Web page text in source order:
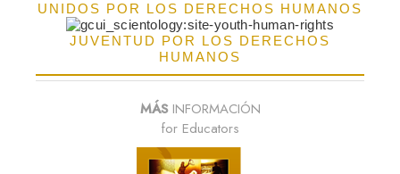
UNIDOS POR LOS DERECHOS HUMANOS
JUVENTUD POR LOS DERECHOS
HUMANOS
MÁSINFORMACIÓN
for Educators